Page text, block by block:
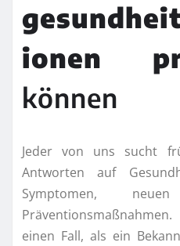
ionen
können
Jeder von uns sucht
Antworten auf
Symptomen,
einen Fall, als ein